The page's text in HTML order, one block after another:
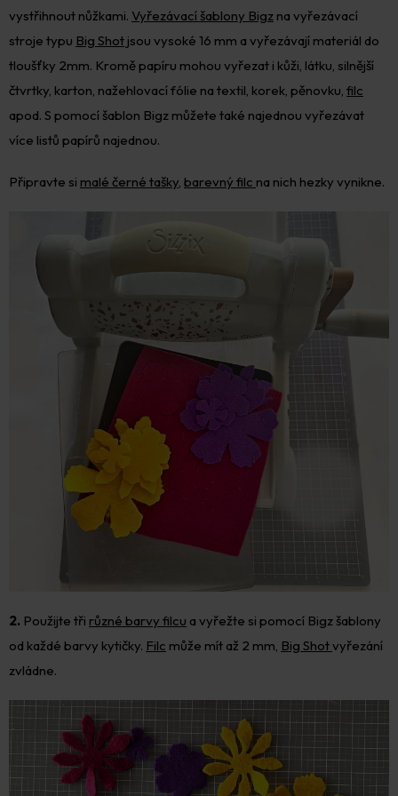
vystřihnout nůžkami. Vyřezávací šablony Bigz na vyřezávací
stroje typu Big Shot jsou vysoké 16 mm a vyřezávají materiál do
tloušťky 2mm. Kromě papíru mohou vyřezat i kůži, látku, silnější
čtvrtky, karton, nažehlovací fólie na textil, korek, pěnovku, filc
apod. S pomocí šablon Bigz můžete také najednou vyřezávat
více listů papírů najednou.
Připravte si malé černé tašky barevný filc na nich hezky vynikne.
2. Použijte tři různé barvy filcu a vyřežte si pomocí Bigz šablony
od každé barvy kytičky. Filc může mít až 2 mm, Big Shotvyřezání
zvládne.